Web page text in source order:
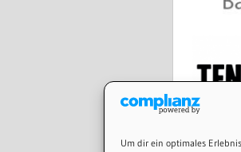
Um dir ein optimales